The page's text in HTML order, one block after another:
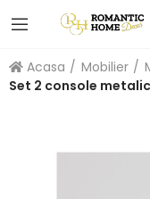
Acasa Mobilier
Set 2 console